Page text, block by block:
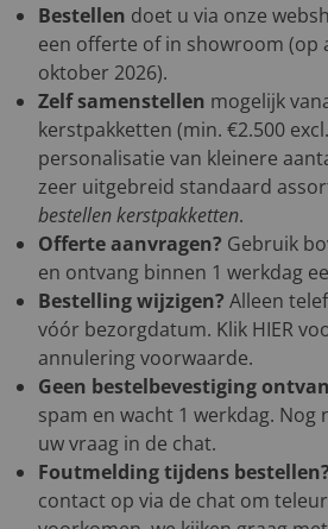
Bestellen doet u via onze
een offerte of in showroom (op
oktober 2026).
Zelf samenstellen mogelijk
kerstpakketten (min. €2.500
personalisatie van kleinere
zeer uitgebreid standaard
bestellen kerstpakketten.
Offerte aanvragen? Gebruik
en ontvang binnen 1 werkdag
Bestelling wijzigen? Alleen
vóór bezorgdatum. Klik HIER
annulering voorwaarde.
Geen bestelbevestiging
spam en wacht 1 werkdag. Nog
uw vraag in de chat.
Foutmelding tijdens bestellen?
contact op via de chat om